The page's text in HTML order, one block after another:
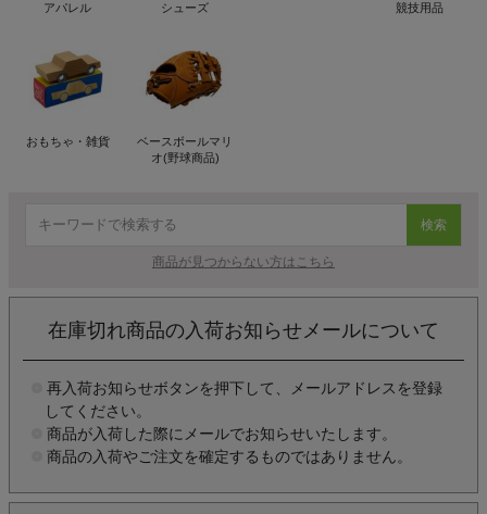
アパレル
シューズ
競技用品
おもちゃ・雑貨
ベースボールマリ
オ(野球商品)
検索
商品が見つからない方はこちら
在庫切れ商品の入荷お知らせメールについて
再入荷お知らせボタンを押下して、メールアドレスを登録
してください。
商品が入荷した際にメールでお知らせいたします。
商品の入荷やご注文を確定するものではありません。